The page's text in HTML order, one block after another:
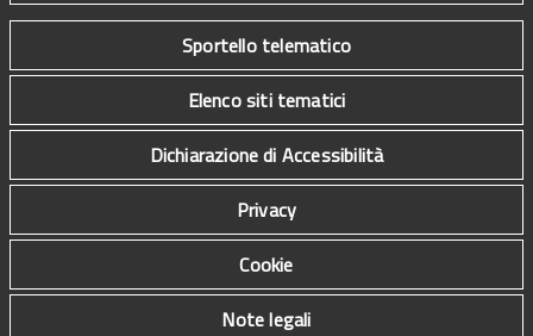
Sportello telematico
Elenco siti tematici
Dichiarazione di Accessibilità
Privacy
Cookie
Note legali